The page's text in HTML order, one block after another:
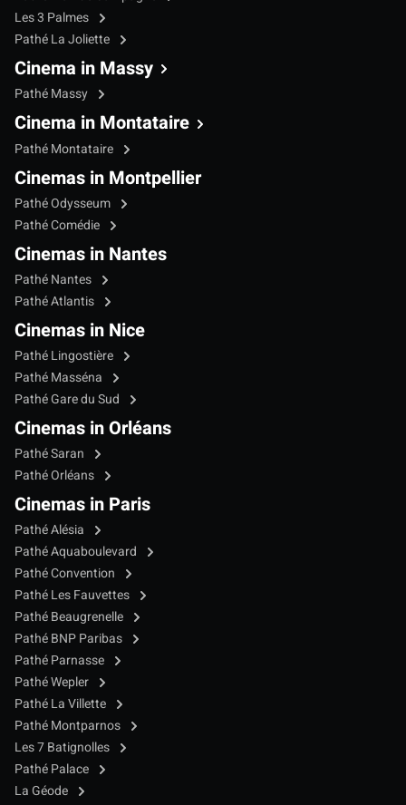
Les 3 Palmes
Pathé La Joliette
Cinema in Massy
Pathé Massy
Cinema in Montataire
Pathé Montataire
Cinemas in Montpellier
Pathé Odysseum
Pathé Comédie
Cinemas in Nantes
Pathé Nantes
Pathé Atlantis
Cinemas in Nice
Pathé Lingostière
Pathé Masséna
Pathé Gare du Sud
Cinemas in Orléans
Pathé Saran
Pathé Orléans
Cinemas in Paris
Pathé Alésia
Pathé Aquaboulevard
Pathé Convention
Pathé Les Fauvettes
Pathé Beaugrenelle
Pathé BNP Paribas
Pathé Parnasse
Pathé Wepler
Pathé La Villette
Pathé Montparnos
Les 7 Batignolles
Pathé Palace
La Géode